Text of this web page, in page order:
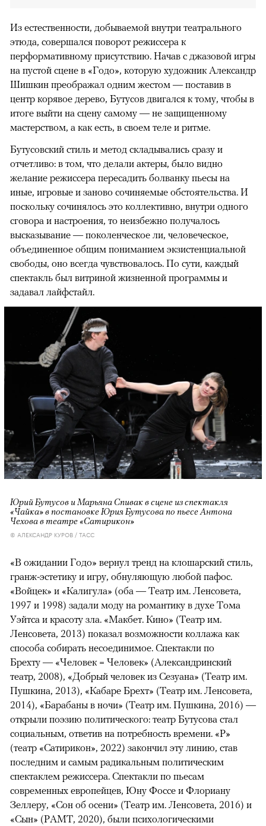
Из естественности, добываемой внутри театрального
этюда, совершался поворот режиссера к
перформативному присутствию. Начав с джазовой игры
на пустой сцене в «Годо», которую художник Александр
Шишкин преображал одним жестом — поставив в
центр корявое дерево, Бутусов двигался к тому, чтобы в
итоге выйти на сцену самому — не защищенному
мастерством, а как есть, в своем теле и ритме.
Бутусовский стиль и метод складывались сразу и
отчетливо: в том, что делали актеры, было видно
желание режиссера пересадить болванку пьесы на
иные, игровые и заново сочиняемые обстоятельства. И
поскольку сочинялось это коллективно, внутри одного
сговора и настроения, то неизбежно получалось
высказывание — поколенческое ли, человеческое,
объединенное общим пониманием экзистенциальной
свободы, оно всегда чувствовалось. По сути, каждый
спектакль был витриной жизненной программы и
задавал лайфстайл.
Юрий Бутусов и Марьяна Спивак в сцене из спектакля
«Чайка» в постановке Юрия Бутусова по пьесе Антона
Чехова в театре «Сатирикон»
© АЛЕКСАНДР КУРОВ / ТАСС
«В ожидании Годо» вернул тренд на клошарский стиль,
гранж-эстетику и игру, обнуляющую любой пафос.
«Войцек» и «Калигула» (оба — Театр им. Ленсовета,
1997 и 1998) задали моду на романтику в духе Тома
Уэйтса и красоту зла. «Макбет. Кино» (Театр им.
Ленсовета, 2013) показал возможности коллажа как
способа собирать несоединимое. Спектакли по
Брехту — «Человек = Человек» (Александринский
театр, 2008), «Добрый человек из Сезуана» (Театр им.
Пушкина, 2013), «Кабаре Брехт» (Театр им. Ленсовета,
2014), «Барабаны в ночи» (Театр им. Пушкина, 2016) —
открыли поэзию политического: театр Бутусова стал
социальным, ответив на потребность времени. «Р»
(театр «Сатирикон», 2022) закончил эту линию, став
последним и самым радикальным политическим
спектаклем режиссера. Спектакли по пьесам
современных европейцев, Юну Фоссе и Флориану
Зеллеру, «Сон об осени» (Театр им. Ленсовета, 2016) и
«Сын» (РАМТ, 2020), были психологическими